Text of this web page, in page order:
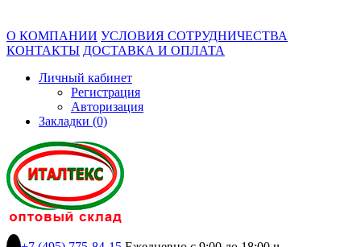
О КОМПАНИИ УСЛОВИЯ СОТРУДНИЧЕСТВА
КОНТАКТЫ ДОСТАВКА И ОПЛАТА
Личный кабинет
Регистрация
Авторизация
Закладки (0)